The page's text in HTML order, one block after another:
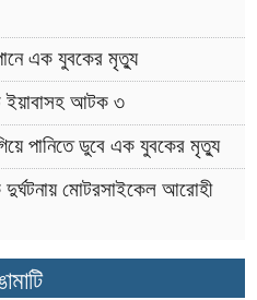
এক যুবকের মৃত্যু
ইয়াবাসহ আটক ৩
পানিতে ডুবে এক যুবকের মৃত্যু
দুর্ঘটনায় মোটরসাইকেল আরোহী